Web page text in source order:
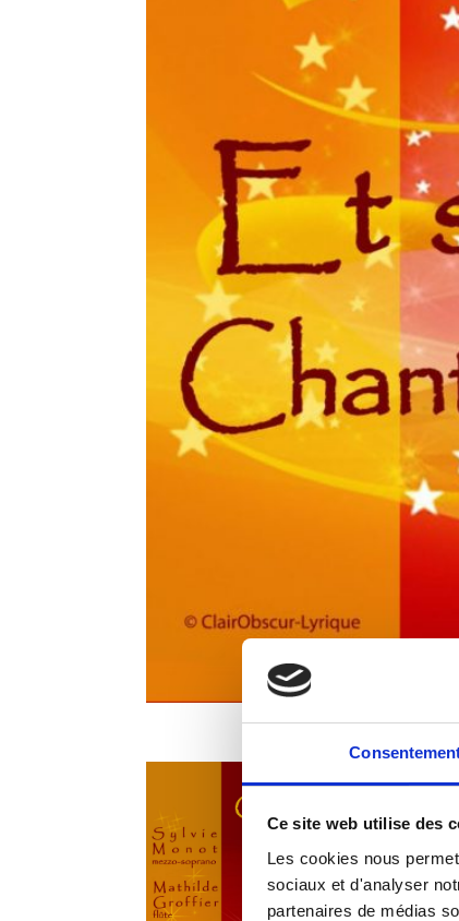
Ce site web utilise des
Les cookies nous
sociaux et d'analyser
partenaires de médias